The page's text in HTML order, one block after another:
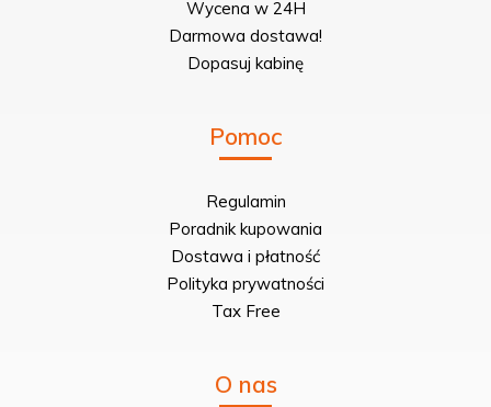
Wycena w 24H
Darmowa dostawa!
Dopasuj kabinę
Pomoc
Regulamin
Poradnik kupowania
Dostawa i płatność
Polityka prywatności
Tax Free
O nas